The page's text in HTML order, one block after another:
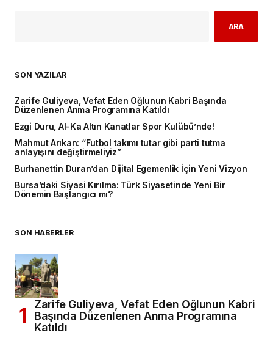
ARA
SON YAZILAR
Zarife Guliyeva, Vefat Eden Oğlunun Kabri Başında
Düzenlenen Anma Programına Katıldı
Ezgi Duru, Al-Ka Altın Kanatlar Spor Kulübü’nde!
Mahmut Arıkan: “Futbol takımı tutar gibi parti tutma
anlayışını değiştirmeliyiz”
Burhanettin Duran’dan Dijital Egemenlik İçin Yeni Vizyon
Bursa’daki Siyasi Kırılma: Türk Siyasetinde Yeni Bir
Dönemin Başlangıcı mı?
SON HABERLER
Zarife Guliyeva, Vefat Eden Oğlunun Kabri
Başında Düzenlenen Anma Programına
Katıldı